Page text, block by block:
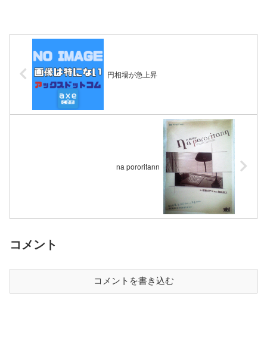
円相場が急上昇
na pororitann
コメント
コメントを書き込む